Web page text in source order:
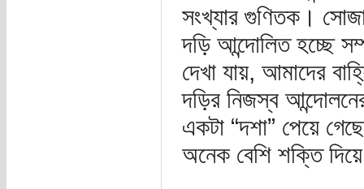
সংখ্যার গুণিতক।
দড়ি আন্দোলিত হচ্ছে
দেখা যায়, আমাদের
দড়ির নিজস্ব
একটা “দশা” পেয়ে
অনেক বেশি শক্তি দিয়ে